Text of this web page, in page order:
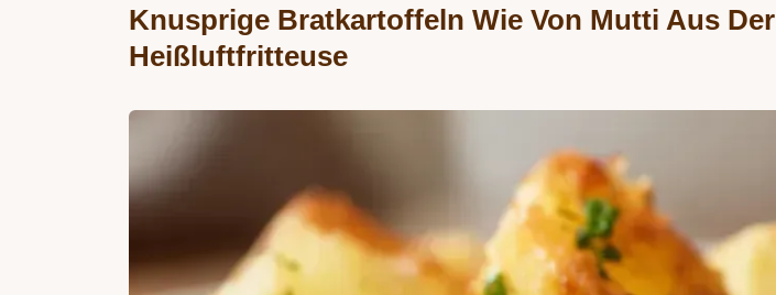
Knusprige Bratkartoffeln Wie Von Mutti Aus Der
Heißluftfritteuse